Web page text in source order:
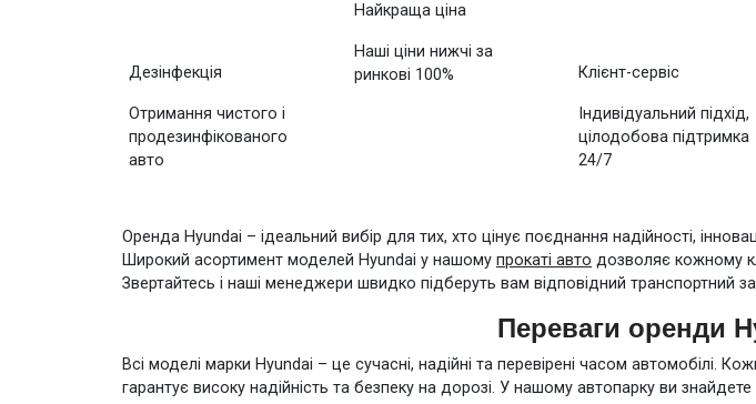
Дезінфекція
Отримання чистого і
продезинфікованого
авто
Найкраща ціна
Наші ціни нижчі за
ринкові 100%
Клієнт-сервіс
Індивідуальний підхід,
цілодобова підтримка
24/7
Оренда Hyundai – ідеальний вибір для тих, хто цінує поєднання надійності,
Широкий асортимент моделей Hyundai у нашому прокаті авто дозволяє кожному
Звертайтесь і наші менеджери швидко підберуть вам відповідний транспортний
Переваги оренди
Всі моделі марки Hyundai – це сучасні, надійні та перевірені часом автомобілі.
гарантує високу надійність та безпеку на дорозі. У нашому автопарку ви